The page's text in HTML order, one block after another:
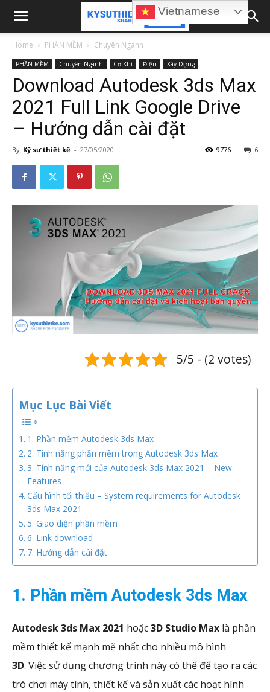
Home PHẦN MỀM Chuyên Ngành
PHẦN MỀM Chuyên Ngành Cơ Khí Điện Xây Dựng
Download Autodesk 3ds Max
2021 Full Link Google Drive
– Hướng dẫn cài đặt
By Kỹ sư thiết kế - 27/05/2020 6
9776
5/5 - (2 votes)
Mục Lục Bài Viết
1. Phần mềm Autodesk 3ds Max
2. Tính năng phần mềm trong Autodesk 3ds Max
3. Tính năng mới của Autodesk 3ds Max 2021 – New
Features
Cấu hình tối thiểu – System requirements for Autodesk
3ds Max 2021
5. Giao diện phần mềm
6. Link download
7. Hướng dẫn cài đặt
1. Phần mềm Autodesk 3ds Max
Autodesk 3ds Max 2021 hoặc3D Studio Max là phần
mềm thiết kế mạnh mẽ nhất cho nhiều mô hình
3D. Việc sử dụng chương trình này có thể để tạo ra các
trò chơi máy tính, thiết kế và sản xuất các hoạt hình
Vietnamese